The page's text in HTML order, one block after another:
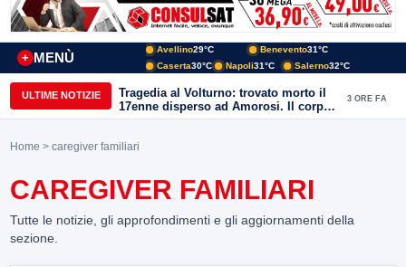
MENÙ
+
Avellino29°C Benevento31°C
Caserta30°C Napoli31°C Salerno32°C
ULTIME NOTIZIE
Tragedia al Volturno: trovato morto il
17enne disperso ad Amorosi. Il corpo
recuperato dai sommozzatori
3 ORE FA
Home > caregiver familiari
CAREGIVER FAMILIARI
Tutte le notizie, gli approfondimenti e gli aggiornamenti della
sezione.